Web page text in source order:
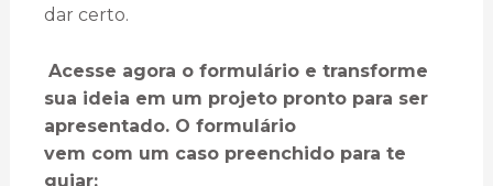
dar certo.
Acesse agora o formulário e transforme
sua ideia em um projeto pronto para ser
apresentado. O formulário
vem com um caso preenchido para te
guiar: